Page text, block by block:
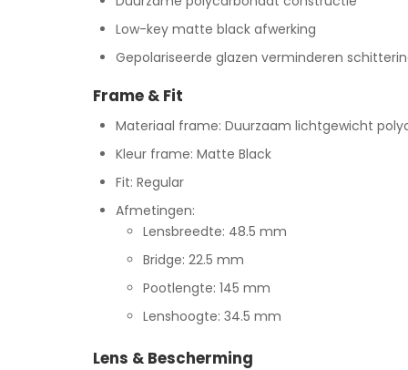
Low-key matte black afwerking
Gepolariseerde glazen verminderen
Frame & Fit
Materiaal frame: Duurzaam lichtgewicht
Kleur frame: Matte Black
Fit: Regular
Afmetingen:
Lensbreedte: 48.5 mm
Bridge: 22.5 mm
Pootlengte: 145 mm
Lenshoogte: 34.5 mm
Lens & Bescherming